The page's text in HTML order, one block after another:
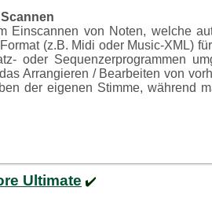
Einscannen von Noten, welche
(z.B. Midi oder Music-XML)
oder Sequenzerprogrammen
Arrangieren / Bearbeiten von
der eigenen Stimme, während
Ultimate ✔️